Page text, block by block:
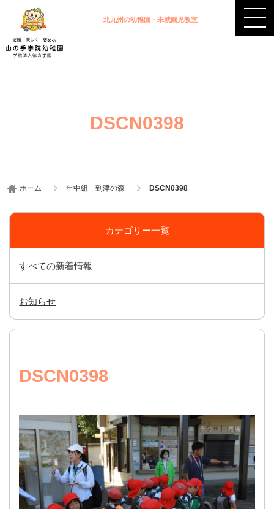
北九州の幼稚園・未就園児教室
DSCN0398
ホーム 年中組 到津の森 DSCN0398
カテゴリー一覧
すべての新着情報
お知らせ
DSCN0398